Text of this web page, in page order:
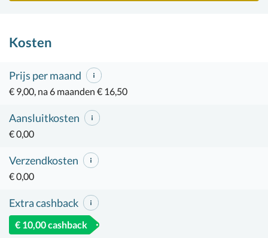
Kosten
Prijs per maand
€ 9,00, na 6 maanden € 16,50
Aansluitkosten
€ 0,00
Verzendkosten
€ 0,00
Extra cashback
€ 10,00 cashback